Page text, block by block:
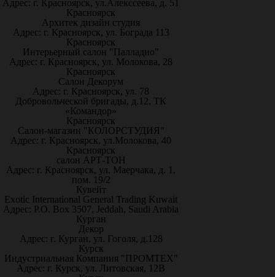
Адрес: г. Красноярск, ул.Алекссеева, д. 51
Красноярск
Архитек дизайн студия
Адрес: г. Красноярск, ул. Бограда 113
Красноярск
Интерьерный салон "Палладио"
Адрес: г. Красноярск, ул. Молокова, 28
Красноярск
Салон Декорум
Адрес: г. Красноярск, ул. 78
Добровольческой бригады, д.12, ТК
«Командор»
Красноярск
Салон-магазин "КОЛОРСТУДИЯ"
Адрес: г. Красноярск, ул.Молокова, 40
Красноярск
салон АРТ-ТОН
Адрес: г. Красноярск, ул. Маерчака, д. 1,
пом. 19/2
Кувейт
Exotic International General Trading Kuwait
Адрес: P.O. Box 3507, Jeddah, Saudi Arabia
Курган
Декор
Адрес: г. Курган, ул. Гоголя, д.128
Курск
Индустриальная Компания "ПРОМТЕХ"
Адрес: г. Курск, ул. Литовская, 12В